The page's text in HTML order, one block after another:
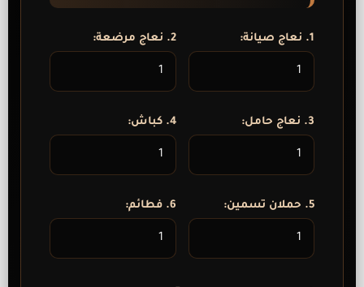
1. نعاج صيانة: 2. نعاج مرضعة:
3. نعاج حامل: 4. كباش:
5. حملان تسمين: 6. فطائم: